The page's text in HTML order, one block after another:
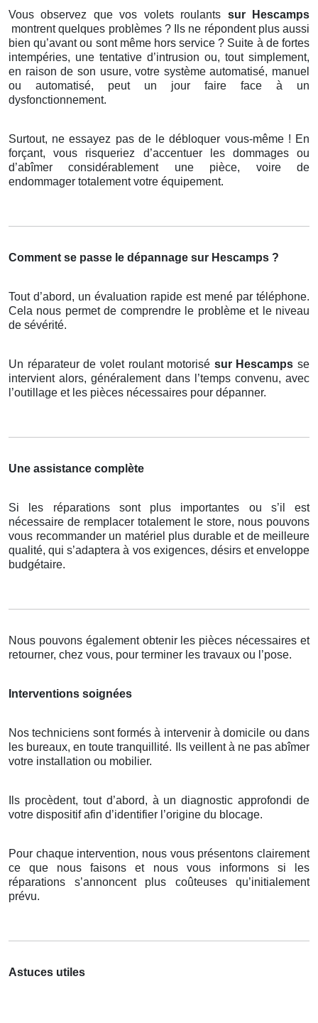
Vous observez que vos volets roulants sur Hescamps
montrent quelques problèmes ? Ils ne répondent plus aussi
bien qu’avant ou sont même hors service ? Suite à de fortes
intempéries, une tentative d’intrusion ou, tout simplement,
en raison de son usure, votre système automatisé, manuel
ou automatisé, peut un jour faire face à un
dysfonctionnement.
Surtout, ne essayez pas de le débloquer vous-même ! En
forçant, vous risqueriez d’accentuer les dommages ou
d’abîmer considérablement une pièce, voire de
endommager totalement votre équipement.
Comment se passe le dépannage sur Hescamps ?
Tout d’abord, un évaluation rapide est mené par téléphone.
Cela nous permet de comprendre le problème et le niveau
de sévérité.
Un réparateur de volet roulant motorisé sur Hescamps se
intervient alors, généralement dans l’temps convenu, avec
l’outillage et les pièces nécessaires pour dépanner.
Une assistance complète
Si les réparations sont plus importantes ou s’il est
nécessaire de remplacer totalement le store, nous pouvons
vous recommander un matériel plus durable et de meilleure
qualité, qui s’adaptera à vos exigences, désirs et enveloppe
budgétaire.
Nous pouvons également obtenir les pièces nécessaires et
retourner, chez vous, pour terminer les travaux ou l’pose.
Interventions soignées
Nos techniciens sont formés à intervenir à domicile ou dans
les bureaux, en toute tranquillité. Ils veillent à ne pas abîmer
votre installation ou mobilier.
Ils procèdent, tout d’abord, à un diagnostic approfondi de
votre dispositif afin d’identifier l’origine du blocage.
Pour chaque intervention, nous vous présentons clairement
ce que nous faisons et nous vous informons si les
réparations s’annoncent plus coûteuses qu’initialement
prévu.
Astuces utiles